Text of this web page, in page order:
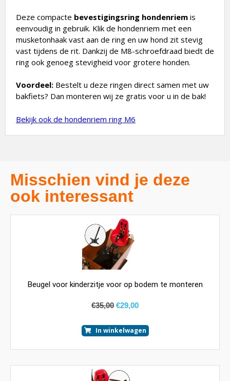
Deze compacte bevestigingsring hondenriem is
eenvoudig in gebruik. Klik de hondenriem met een
musketonhaak vast aan de ring en uw hond zit stevig
vast tijdens de rit. Dankzij de M8-schroefdraad biedt de
ring ook genoeg stevigheid voor grotere honden.
Voordeel: Bestelt u deze ringen direct samen met uw
bakfiets? Dan monteren wij ze gratis voor u in de bak!
Bekijk ook de hondenriem ring M6
Misschien vind je deze
ook interessant
Beugel voor kinderzitje voor op bodem te monteren
€35,00 €29,00
In winkelwagen